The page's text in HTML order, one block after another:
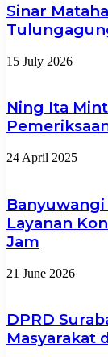
Sinar
15 July 2026
Ning Ita
24 April 2025
Layanan
Jam
21 June 2026
DPRD
Masyarakat